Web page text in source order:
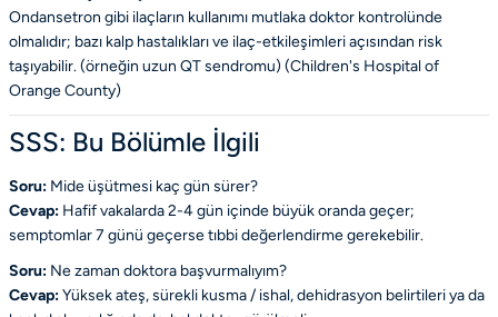
Ondansetron gibi ilaçların kullanımı mutlaka doktor kontrolünde
olmalıdır; bazı kalp hastalıkları ve ilaç-etkileşimleri açısından risk
taşıyabilir. (örneğin uzun QT sendromu) (Children's Hospital of
Orange County)
SSS: Bu Bölümle İlgili
Soru: Mide üşütmesi kaç gün sürer?
Cevap: Hafif vakalarda 2-4 gün içinde büyük oranda geçer;
semptomlar 7 günü geçerse tıbbi değerlendirme gerekebilir.
Soru: Ne zaman doktora başvurmalıyım?
Cevap:Yüksek ateş, sürekli kusma / ishal, dehidrasyon belirtileri ya da